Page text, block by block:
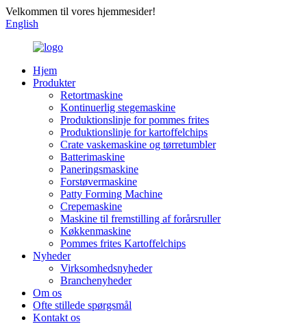
Velkommen til vores hjemmesider!
English
Hjem
Produkter
Retortmaskine
Kontinuerlig stegemaskine
Produktionslinje for pommes frites
Produktionslinje for kartoffelchips
Crate vaskemaskine og tørretumbler
Batterimaskine
Paneringsmaskine
Forstøvermaskine
Patty Forming Machine
Crepemaskine
Maskine til fremstilling af forårsruller
Køkkenmaskine
Pommes frites Kartoffelchips
Nyheder
Virksomhedsnyheder
Branchenyheder
Om os
Ofte stillede spørgsmål
Kontakt os